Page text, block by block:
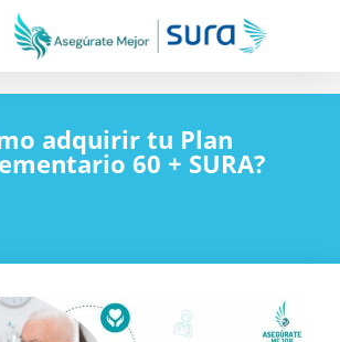
adquirir tu Plan
60 + SURA?